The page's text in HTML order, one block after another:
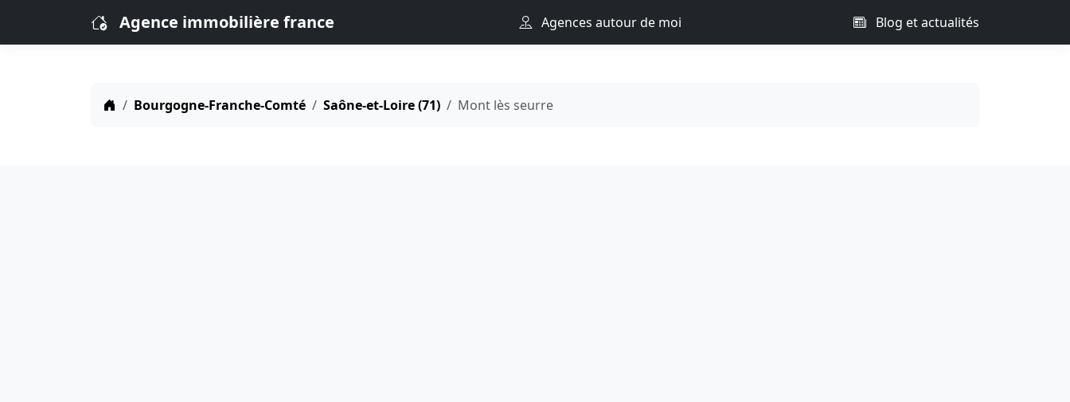
Agence immobilière france Agences autour de moi Blog et actualités
Bourgogne-Franche-Comté Saône-et-Loire (71) Mont lès seurre